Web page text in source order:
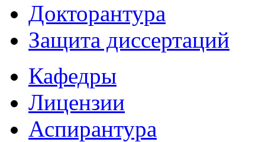
Докторантура
Защита диссертаций
Кафедры
Лицензии
Аспирантура